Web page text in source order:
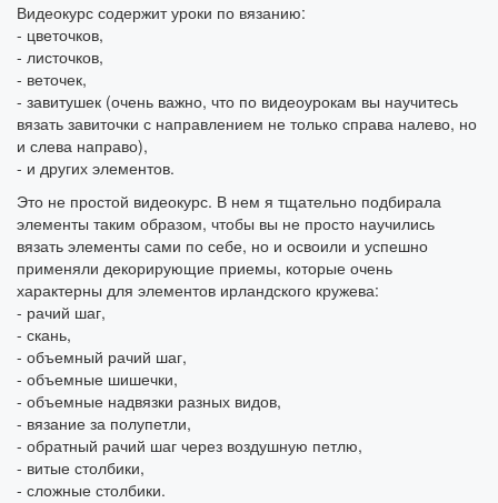
Видеокурс содержит уроки по вязанию:
- цветочков,
- листочков,
- веточек,
- завитушек (очень важно, что по видеоурокам вы научитесь
вязать завиточки с направлением не только справа налево, но
и слева направо),
- и других элементов.
Это не простой видеокурс. В нем я тщательно подбирала
элементы таким образом, чтобы вы не просто научились
вязать элементы сами по себе, но и освоили и успешно
применяли декорирующие приемы, которые очень
характерны для элементов ирландского кружева:
- рачий шаг,
- скань,
- объемный рачий шаг,
- объемные шишечки,
- объемные надвязки разных видов,
- вязание за полупетли,
- обратный рачий шаг через воздушную петлю,
- витые столбики,
- сложные столбики.